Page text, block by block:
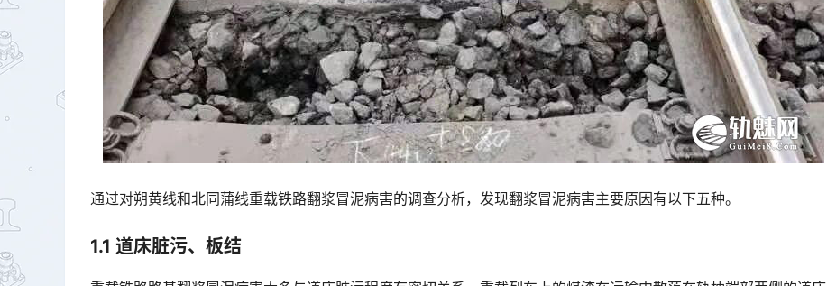
通过对朔黄线和北同蒲线重载铁路翻浆冒泥病害的调查分析，发现翻浆冒泥病害主要原因有以下五种。
1.1 道床脏污、板结